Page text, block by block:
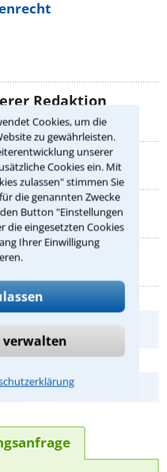
Cookies, um die
zu gewährleisten.
unserer
Cookies ein. Mit
zulassen" stimmen Sie
die genannten Zwecke
Button "Einstellungen
die eingesetzten Cookies
Ihrer Einwilligung
verwalten
Redaktion
zahlen?
jeder
sollte
Regeln,
Mieter
Urlaub,